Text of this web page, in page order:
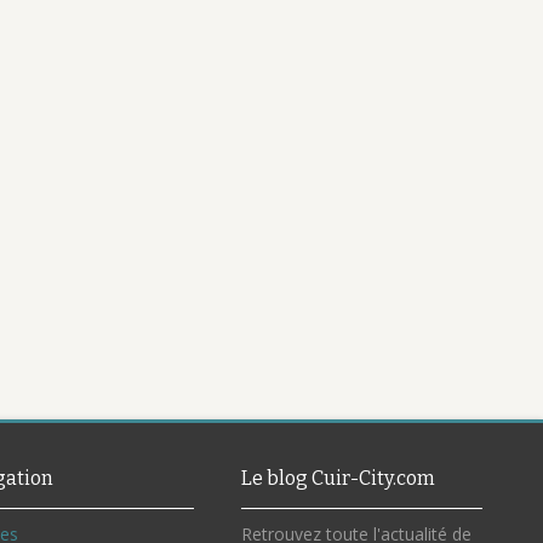
Le blog Cuir-City.com
Retrouvez toute l'actualité de